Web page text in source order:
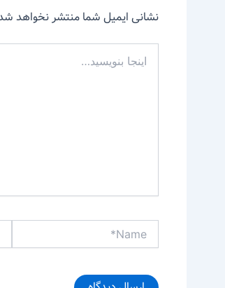
نشانی ایمیل شما منتشر نخواهد
بنویسید…